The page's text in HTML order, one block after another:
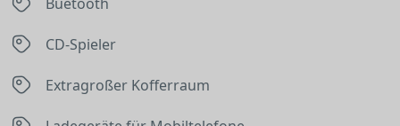
CD-Spieler
Extragroßer Kofferraum